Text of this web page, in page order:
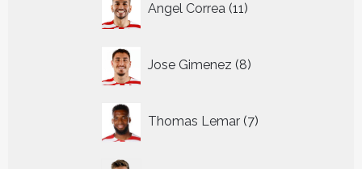
Angel Correa 11
producten
Jose Gimenez 8
producten
Thomas Lemar 7
producten